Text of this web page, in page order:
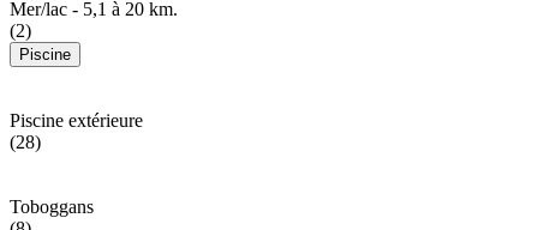
Mer/lac - 5,1 à 20 km.
(2)
Piscine
Piscine extérieure
(28)
Toboggans